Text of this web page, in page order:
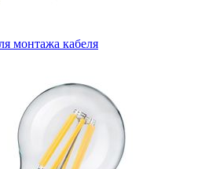
монтажа кабеля